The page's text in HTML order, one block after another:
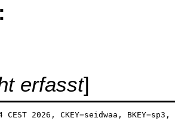
erfasst]